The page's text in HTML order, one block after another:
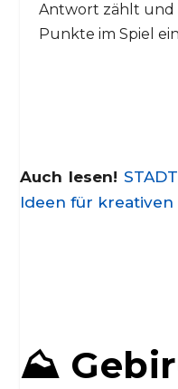
Antwort zählt
Punkte im Spiel
Auch lesen!
Ideen für kreativen
⛰️